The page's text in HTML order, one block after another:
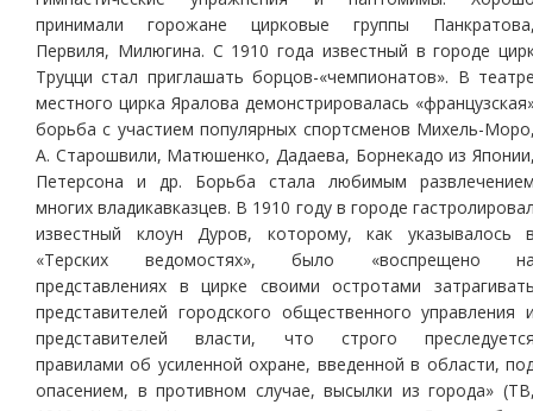
принимали горожане цирковые группы
Первиля, Милюгина. С 1910 года известный в городе
Труцци стал приглашать борцов-«чемпионатов». В
местного цирка Яралова демонстрировалась
борьба с участием популярных спортсменов Михель-
А. Старошвили, Матюшенко, Дадаева, Борнекадо из
Петерсона и др. Борьба стала любимым
многих владикавказцев. В 1910 году в городе
известный клоун Дуров, которому, как указывалось
«Терских ведомостях», было «воспрещено
представлениях в цирке своими остротами
представителей городского общественного управления
представителей власти, что строго
правилами об усиленной охране, введенной в области,
опасением, в противном случае, высылки из города»